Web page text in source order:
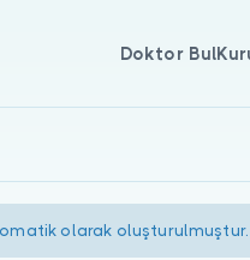
Doktor Bul
olarak oluşturulmuştur.